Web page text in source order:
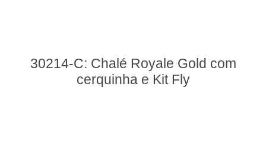
30214-C: Chalé Royale Gold com
cerquinha e Kit Fly